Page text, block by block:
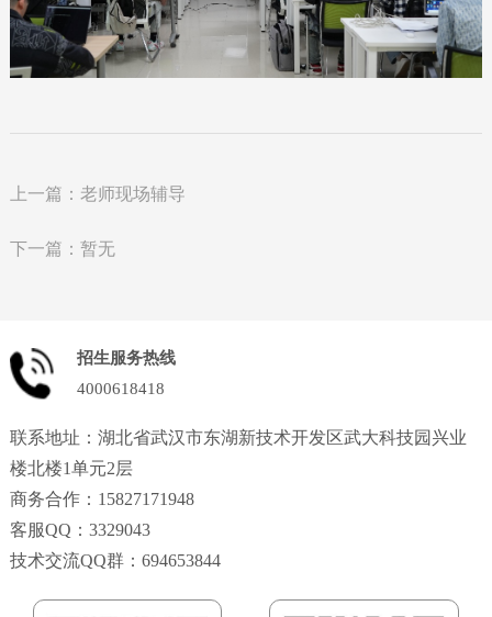
上一篇：老师现场辅导
下一篇：暂无
招生服务热线
4000618418
联系地址：湖北省武汉市东湖新技术开发区武大科技园兴业
楼北楼1单元2层
商务合作：15827171948
客服QQ：3329043
技术交流QQ群：694653844